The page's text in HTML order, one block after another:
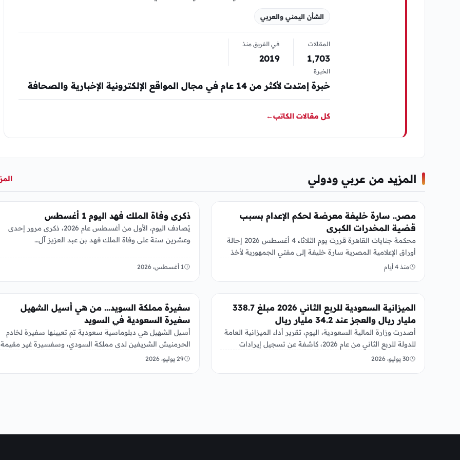
الشأن اليمني والعربي
المقالات
1٬703
في الفريق منذ
2019
الخبرة
خبرة إمتدت لأكثر من 14 عام في مجال المواقع الإلكترونية الإخبارية والصحافة
كل مقالات الكاتب←
المزيد من عربي ودولي
مصر.. سارة خليفة معرضة لحكم الإعدام بسبب
قضية المخدرات الكبرى
محكمة جنايات القاهرة قررت يوم الثلاثاء 4 أغسطس 2026 إحالة
أوراق الإعلامية المصرية سارة خليفة إلى مفتي الجمهورية لأخذ
الرأي…
منذ 4 أيام
ذكرى وفاة الملك فهد اليوم 1 أغسطس
يُصادف اليوم، الأول من أغسطس عام 2026، ذكرى مرور إحدى
وعشرين سنة على وفاة الملك فهد بن عبد العزيز آل…
1 أغسطس، 2026
الميزانية السعودية للربع الثاني 2026 مبلغ 338.7
مليار ريال والعجز عند 34.2 مليار ريال
أصدرت وزارة المالية السعودية، اليوم، تقرير أداء الميزانية العامة
للدولة للربع الثاني من عام 2026، كاشفة عن تسجيل إيرادات
بلغت…
30 يوليو، 2026
سفيرة مملكة السويد… من هي أسيل الشهيل
سفيرة السعودية في السويد
أسيل الشهيل هي دبلوماسية سعودية تم تعيينها سفيرة لخادم
الحرمنيش الشريفين لدى مملكة السودي، وسفسيرة غير مقيمة
لدى آيسلندا في…
29 يوليو، 2026